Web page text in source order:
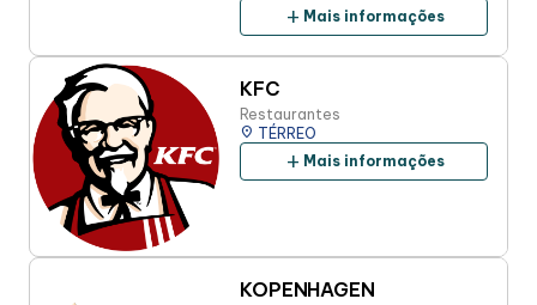
add Mais informações
KFC
Restaurantes
place TÉRREO
add Mais informações
KOPENHAGEN